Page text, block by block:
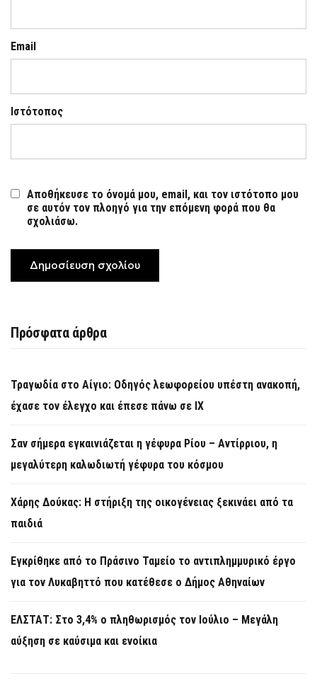
Email
Ιστότοπος
Αποθήκευσε το όνομά μου, email, και τον ιστότοπο μου
σε αυτόν τον πλοηγό για την επόμενη φορά που θα
σχολιάσω.
Πρόσφατα άρθρα
Τραγωδία στο Αίγιο: Οδηγός λεωφορείου υπέστη ανακοπή,
έχασε τον έλεγχο και έπεσε πάνω σε ΙΧ
Σαν σήμερα εγκαινιάζεται η γέφυρα Ρίου – Αντίρριου, η
μεγαλύτερη καλωδιωτή γέφυρα του κόσμου
Χάρης Δούκας: Η στήριξη της οικογένειας ξεκινάει από τα
παιδιά
Εγκρίθηκε από το Πράσινο Ταμείο το αντιπλημμυρικό έργο
για τον Λυκαβηττό που κατέθεσε ο Δήμος Αθηναίων
ΕΛΣΤΑΤ: Στο 3,4% ο πληθωρισμός τον Ιούλιο – Μεγάλη
αύξηση σε καύσιμα και ενοίκια